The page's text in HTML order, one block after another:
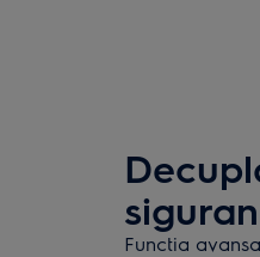
Functia